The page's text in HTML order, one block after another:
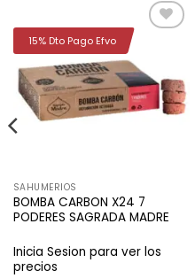
deseos
SAHUMERIOS
BOMBA CARBON X24 7
PODERES SAGRADA MADRE
Inicia Sesion para ver los
precios
15% Dto Pago Efvo